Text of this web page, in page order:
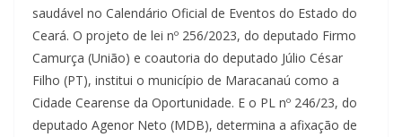
saudável no Calendário Oficial de Eventos do Estado do
Ceará. O projeto de lei nº 256/2023, do deputado Firmo
Camurça (União) e coautoria do deputado Júlio César
Filho (PT), institui o município de Maracanaú como a
Cidade Cearense da Oportunidade. E o PL nº 246/23, do
deputado Agenor Neto (MDB), determina a afixação de